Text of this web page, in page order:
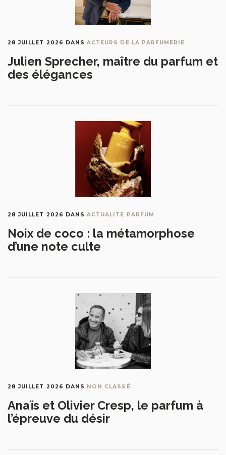
28 JUILLET 2026 DANSACTEURS DE LA PARFUMERIE
Julien Sprecher, maître du parfum et
des élégances
28 JUILLET 2026 DANSACTUALITE PARFUM
Noix de coco : la métamorphose
d’une note culte
28 JUILLET 2026 DANS NON CLASSÉ
Anaïs et Olivier Cresp, le parfum à
l’épreuve du désir